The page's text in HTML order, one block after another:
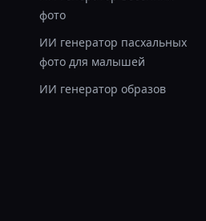
фото
ИИ генератор пасхальных
фото для малышей
ИИ генератор образов